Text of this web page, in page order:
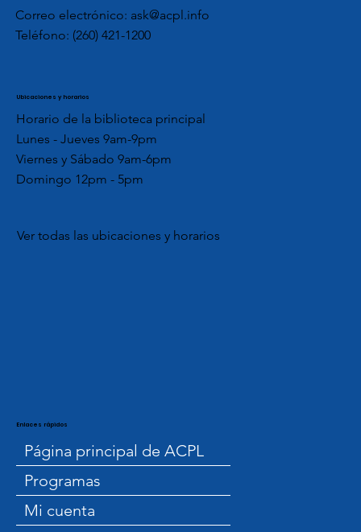
Correo electrónico: ask@acpl.info
Teléfono: (260) 421-1200
Ubicaciones y horarios
Horario de la biblioteca principal
Lunes - Jueves 9am-9pm
Viernes y Sábado 9am-6pm
Domingo 12pm - 5pm
Ver todas las ubicaciones y horarios
Enlaces rápidos
Página principal de ACPL
Programas
Mi cuenta